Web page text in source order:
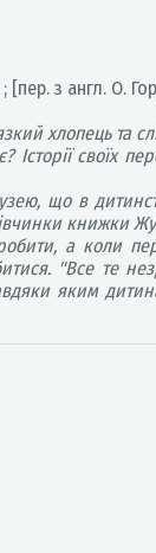
[пер. з англ. О.
хлопець
своїх
що в
книжки
а коли
"Все те
яким